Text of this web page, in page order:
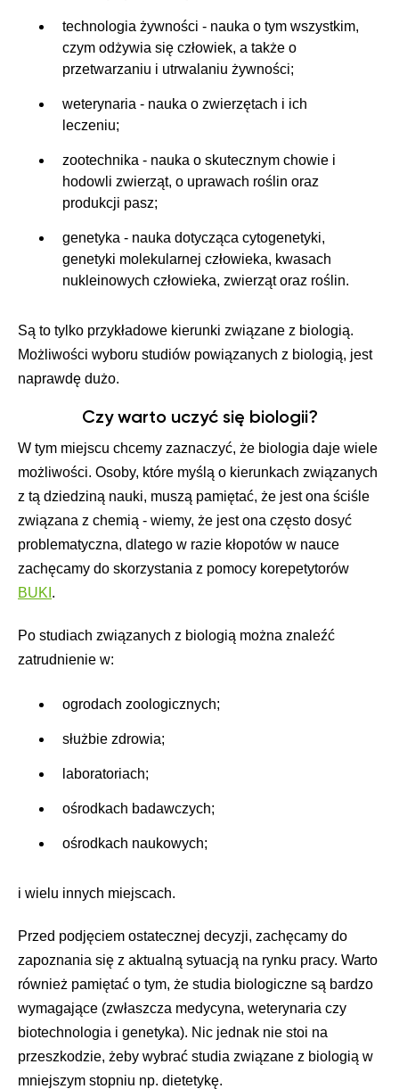
technologia żywności - nauka o tym wszystkim,
czym odżywia się człowiek, a także o
przetwarzaniu i utrwalaniu żywności;
weterynaria - nauka o zwierzętach i ich
leczeniu;
zootechnika - nauka o skutecznym chowie i
hodowli zwierząt, o uprawach roślin oraz
produkcji pasz;
genetyka - nauka dotycząca cytogenetyki,
genetyki molekularnej człowieka, kwasach
nukleinowych człowieka, zwierząt oraz roślin.
Są to tylko przykładowe kierunki związane z biologią.
Możliwości wyboru studiów powiązanych z biologią, jest
naprawdę dużo.
Czy warto uczyć się biologii?
W tym miejscu chcemy zaznaczyć, że biologia daje wiele
możliwości. Osoby, które myślą o kierunkach związanych
z tą dziedziną nauki, muszą pamiętać, że jest ona ściśle
związana z chemią - wiemy, że jest ona często dosyć
problematyczna, dlatego w razie kłopotów w nauce
zachęcamy do skorzystania z pomocy korepetytorów
BUKI .
Po studiach związanych z biologią można znaleźć
zatrudnienie w:
ogrodach zoologicznych;
służbie zdrowia;
laboratoriach;
ośrodkach badawczych;
ośrodkach naukowych;
i wielu innych miejscach.
Przed podjęciem ostatecznej decyzji, zachęcamy do
zapoznania się z aktualną sytuacją na rynku pracy. Warto
również pamiętać o tym, że studia biologiczne są bardzo
wymagające (zwłaszcza medycyna, weterynaria czy
biotechnologia i genetyka). Nic jednak nie stoi na
przeszkodzie, żeby wybrać studia związane z biologią w
mniejszym stopniu np. dietetykę.